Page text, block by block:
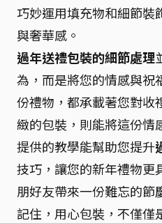
巧妙運用填充物和細節裝
與奢華感。
過年送禮包裝的細節處理
為，而是將您的情感與祝
份禮物，都承載著您對收
緻的包裝，則能將這份情
提供的教學能幫助您提升
技巧，讓您的新年禮物更
朋好友帶來一份難忘的節
記住，用心包裝，不僅僅